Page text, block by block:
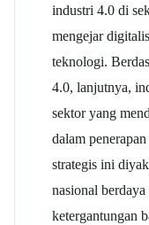
industri 4.0 di
mengejar
teknologi.
4.0, lanjutnya,
sektor yang
dalam
strategis ini
nasional
ketergantungan